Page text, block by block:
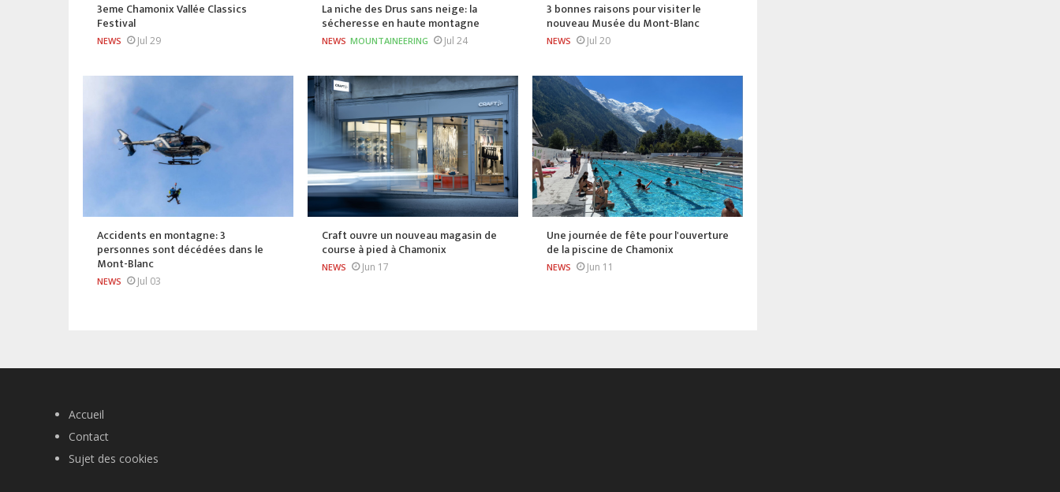
3eme Chamonix Vallée Classics
Festival
NEWS Jul 29
La niche des Drus sans neige: la
sécheresse en haute montagne
NEWS MOUNTAINEERING Jul 24
3 bonnes raisons pour visiter le
nouveau Musée du Mont-Blanc
NEWS Jul 20
Accidents en montagne: 3
personnes sont décédées dans le
Mont-Blanc
NEWS Jul 03
Craft ouvre un nouveau magasin de
course à pied à Chamonix
NEWS Jun 17
Une journée de fête pour l'ouverture
de la piscine de Chamonix
NEWS Jun 11
Accueil
Contact
Sujet des cookies